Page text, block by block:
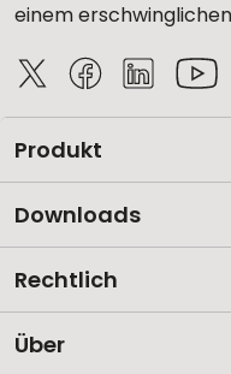
einem
Produkt
Downloads
Rechtlich
Über